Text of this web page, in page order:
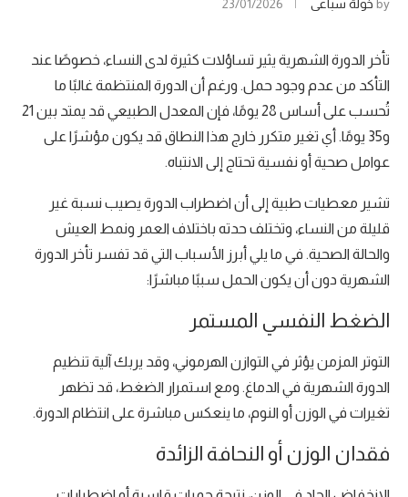
by خولة سباعي 23/01/2026
تأخر الدورة الشهرية يثير تساؤلات كثيرة لدى النساء، خصوصًا عند
التأكد من عدم وجود حمل. ورغم أن الدورة المنتظمة غالبًا ما
تُحسب على أساس 28 يومًا، فإن المعدل الطبيعي قد يمتد بين 21
و35 يومًا. أي تغير متكرر خارج هذا النطاق قد يكون مؤشرًا على
عوامل صحية أو نفسية تحتاج إلى الانتباه.
تشير معطيات طبية إلى أن اضطراب الدورة يصيب نسبة غير
قليلة من النساء، وتختلف حدته باختلاف العمر ونمط العيش
والحالة الصحية. في ما يلي أبرز الأسباب التي قد تفسر تأخر الدورة
الشهرية دون أن يكون الحمل سببًا مباشرًا:
الضغط النفسي المستمر
التوتر المزمن يؤثر في التوازن الهرموني، وقد يربك آلية تنظيم
الدورة الشهرية في الدماغ. ومع استمرار الضغط، قد تظهر
تغيرات في الوزن أو النوم، ما ينعكس مباشرة على انتظام الدورة.
فقدان الوزن أو النحافة الزائدة